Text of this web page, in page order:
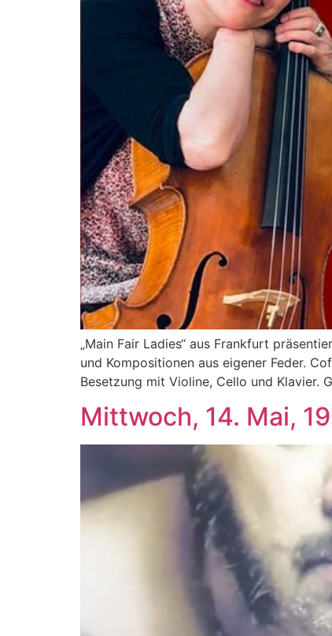
„Main Fair Ladies“ aus Frankfurt
und Kompositionen aus eigener Feder.
Besetzung mit Violine, Cello und Klavier.
Mittwoch, 14. Mai,